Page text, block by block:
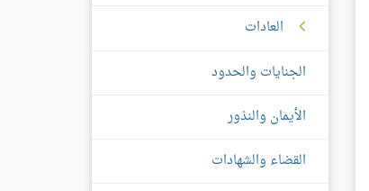
العادات
الجنايات والحدود
الأيمان والنذور
القضاء والشهادات